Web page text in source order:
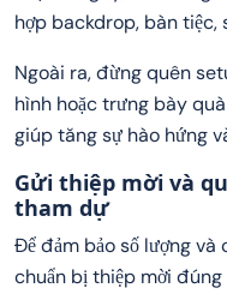
hợp backdrop, bàn tiệc,
Ngoài ra, đừng quên
hình hoặc trưng bày
giúp tăng sự hào hứng
Gửi thiệp mời và
tham dự
Để đảm bảo số lượng và
chuẩn bị thiệp mời